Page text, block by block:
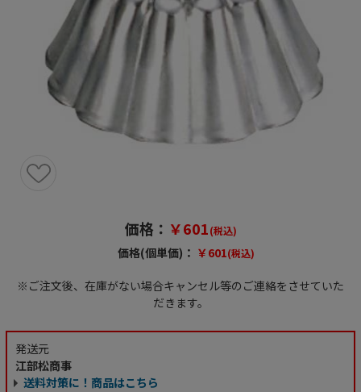
価格： ￥601(税込)
価格(個単価)： ￥601(税込)
※ご注文後、在庫がない場合キャンセル等のご連絡をさせていた
だきます。
発送元
江部松商事
送料対策に！商品はこちら